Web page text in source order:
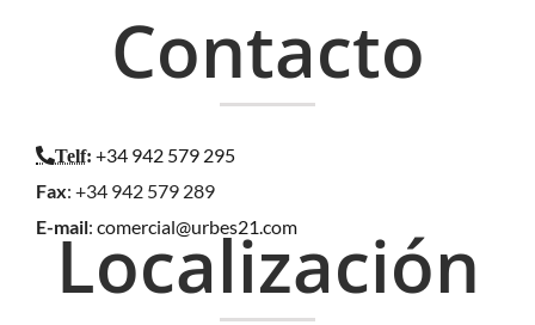
Localización
Contacto
Telf: +34 942 579 295
Fax: +34 942 579 289
E-mail: comercial@urbes21.com